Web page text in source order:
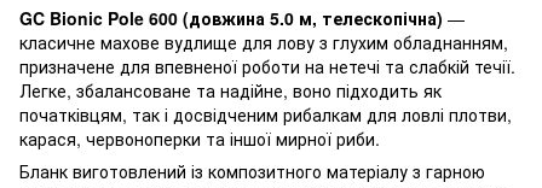
GC Bionic Pole 600 (довжина 5.0 м, телескопічна) —
класичне махове вудлище для лову з глухим обладнанням,
призначене для впевненої роботи на нетечі та слабкій течії.
Легке, збалансоване та надійне, воно підходить як
початківцям, так і досвідченим рибалкам для ловлі плотви,
карася, червоноперки та іншої мирної риби.
Бланк виготовлений із композитного матеріалу з гарною